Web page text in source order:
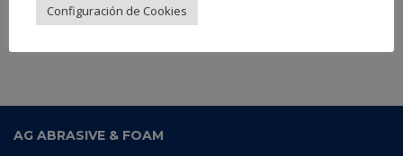
AG ABRASIVE & FOAM
Configuración de Cookies